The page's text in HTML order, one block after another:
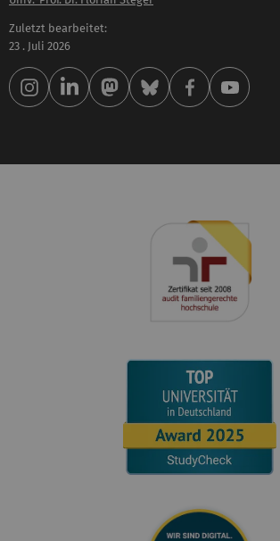
Zuletzt bearbeitet:
23 . Juli 2026